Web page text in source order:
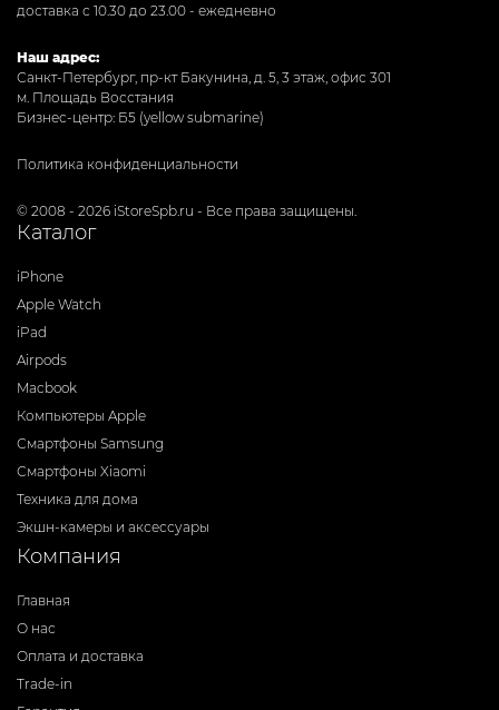
доставка с 10.30 до 23.00 - ежедневно
Наш адрес:
Санкт-Петербург, пр-кт Бакунина, д. 5, 3 этаж, офис 301
м. Площадь Восстания
Бизнес-центр: Б5 (yellow submarine)
Политика конфиденциальности
© 2008 - 2026 iStoreSpb.ru - Все права защищены.
Каталог
iPhone
Apple Watch
iPad
Airpods
Macbook
Компьютеры Apple
Смартфоны Samsung
Смартфоны Xiaomi
Техника для дома
Экшн-камеры и аксессуары
Компания
Главная
О нас
Оплата и доставка
Trade-in